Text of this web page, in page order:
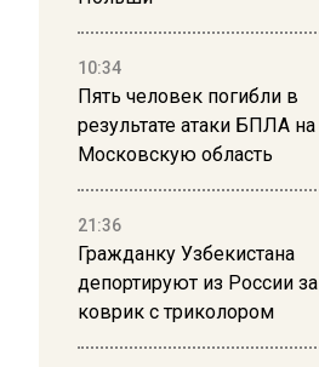
10:34
Пять человек погибли в
результате атаки БПЛА на
Московскую область
21:36
Гражданку Узбекистана
депортируют из России за
коврик с триколором